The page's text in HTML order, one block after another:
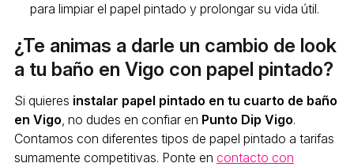
para limpiar el papel pintado y prolongar su vida útil.
¿Te animas a darle un cambio de look
a tu baño en Vigo con papel pintado?
Si quieres instalar papel pintado en tu cuarto de baño
en Vigo, no dudes en confiar en Punto Dip Vigo.
Contamos con diferentes tipos de papel pintado a tarifas
sumamente competitivas. Ponte en contacto con